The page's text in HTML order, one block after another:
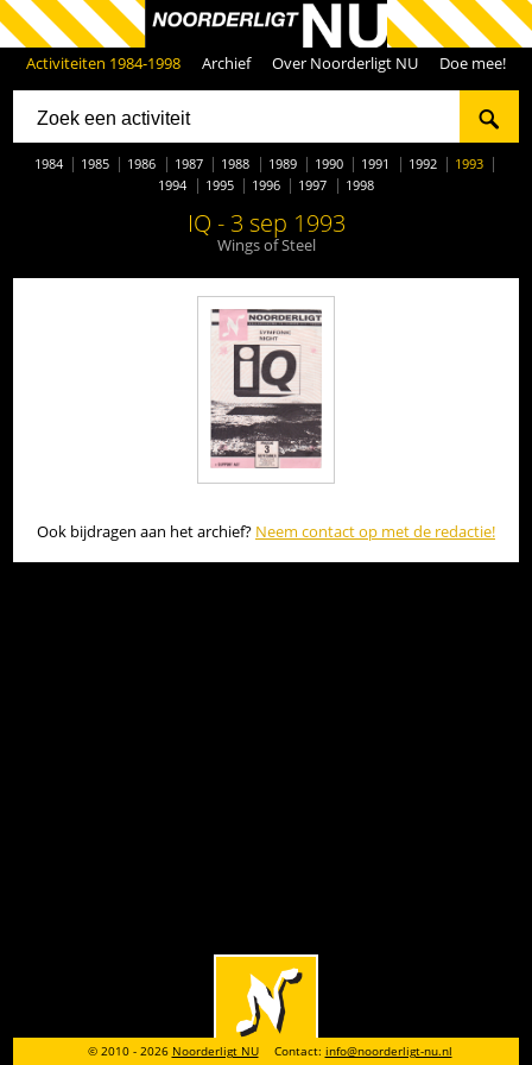
Activiteiten 1984-1998 Archief Over Noorderligt NU Doe mee!
1984 1985 1986 1987 1988 1989 1990 1991 1992
1993
1994
1995 1996 1997 1998
IQ - 3 sep 1993
Wings of Steel
Ook bijdragen aan het archief? Neem contact op met de redactie!
© 2010 - 2026 Noorderligt NU Contact: info@noorderligt-nu.nl